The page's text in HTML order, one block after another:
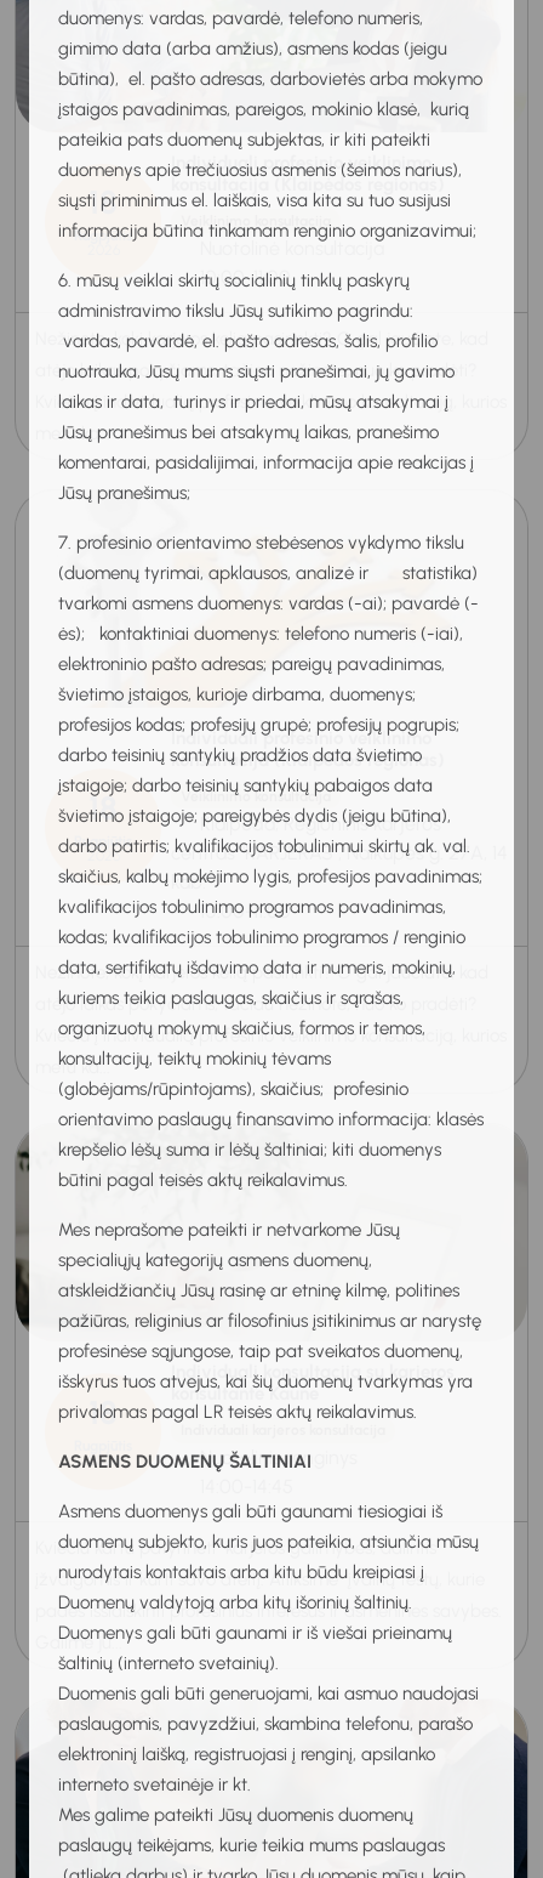
duomenys: vardas, pavardė, telefono numeris,
gimimo data (arba amžius), asmens kodas (jeigu
būtina), el. pašto adresas, darbovietės arba mokymo
įstaigos pavadinimas, pareigos, mokinio klasė, kurią
pateikia pats duomenų subjektas, ir kiti pateikti
duomenys apie trečiuosius asmenis (šeimos narius),
siųsti priminimus el. laiškais, visa kita su tuo susijusi
informacija būtina tinkamam renginio organizavimui;
6. mūsų veiklai skirtų socialinių tinklų paskyrų
administravimo tikslu Jūsų sutikimo pagrindu:
vardas, pavardė, el. pašto adresas, šalis, profilio
nuotrauka, Jūsų mums siųsti pranešimai, jų gavimo
laikas ir data, turinys ir priedai, mūsų atsakymai į
Jūsų pranešimus bei atsakymų laikas, pranešimo
komentarai, pasidalijimai, informacija apie reakcijas į
Jūsų pranešimus;
7. profesinio orientavimo stebėsenos vykdymo tikslu
(duomenų tyrimai, apklausos, analizė ir statistika)
tvarkomi asmens duomenys: vardas (-ai); pavardė (-
ės); kontaktiniai duomenys: telefono numeris (-iai),
elektroninio pašto adresas; pareigų pavadinimas,
švietimo įstaigos, kurioje dirbama, duomenys;
profesijos kodas; profesijų grupė; profesijų pogrupis;
darbo teisinių santykių pradžios data švietimo
įstaigoje; darbo teisinių santykių pabaigos data
švietimo įstaigoje; pareigybės dydis (jeigu būtina),
darbo patirtis; kvalifikacijos tobulinimui skirtų ak. val.
skaičius, kalbų mokėjimo lygis, profesijos pavadinimas;
kvalifikacijos tobulinimo programos pavadinimas,
kodas; kvalifikacijos tobulinimo programos / renginio
data, sertifikatų išdavimo data ir numeris, mokinių,
kuriems teikia paslaugas, skaičius ir sąrašas,
organizuotų mokymų skaičius, formos ir temos,
konsultacijų, teiktų mokinių tėvams
(globėjams/rūpintojams), skaičius; profesinio
orientavimo paslaugų finansavimo informacija: klasės
krepšelio lėšų suma ir lėšų šaltiniai; kiti duomenys
būtini pagal teisės aktų reikalavimus.
Mes neprašome pateikti ir netvarkome Jūsų
specialiųjų kategorijų asmens duomenų,
atskleidžiančių Jūsų rasinę ar etninę kilmę, politines
pažiūras, religinius ar filosofinius įsitikinimus ar narystę
profesinėse sąjungose, taip pat sveikatos duomenų,
išskyrus tuos atvejus, kai šių duomenų tvarkymas yra
privalomas pagal LR teisės aktų reikalavimus.
ASMENS DUOMENŲ ŠALTINIAI
Asmens duomenys gali būti gaunami tiesiogiai iš
duomenų subjekto, kuris juos pateikia, atsiunčia mūsų
nurodytais kontaktais arba kitu būdu kreipiasi į
Duomenų valdytoją arba kitų išorinių šaltinių.
Duomenys gali būti gaunami ir iš viešai prieinamų
šaltinių (interneto svetainių).
Duomenis gali būti generuojami, kai asmuo naudojasi
paslaugomis, pavyzdžiui, skambina telefonu, parašo
elektroninį laišką, registruojasi į renginį, apsilanko
interneto svetainėje ir kt.
Mes galime pateikti Jūsų duomenis duomenų
paslaugų teikėjams, kurie teikia mums paslaugas
18
Rugpjūtis
Individuali profesinio veiklinimo
konsultacija (Klaipėdos regionas)
Veiklinimo konsultacija
Nuotolinė konsultacija
10:00-11:00
Nežinote, kokį karjeros kelią pasirinkti? O gal jaučiate, kad
atėjo laikas pokyčiams, tačiau nežinote, nuo ko pradėti?
Kviečiu į individualią profesinio veiklinimo konsultaciją, kurios
metu ka...
18
Rugpjūtis
2026
Individuali profesinio veiklinimo
konsultacija (Klaipėdos regionas)
Veiklinimo konsultacija
Klaipėda, Regioninis karjeros
centras "KARJERAS", Naikupės g. 27A, 14
kab.
10:00-11:00
Nežinote, kokį karjeros kelią pasirinkti? O gal jaučiate, kad
atėjo laikas pokyčiams, tačiau nežinote, nuo ko pradėti?
Kviečiu į individualią profesinio veiklinimo konsultaciją, kurios
metu ka...
18
2026
Individuali konsultacija su karjeros
konsultante Kaune
Nuotolinis renginys
Kviečiu kartu patyrinėti karjeros galimybes, dalintis
įžvalgomis ir kurti savo ateitį. Atliksime įvairių testų, kurie
padės išsiaiškinti profesinius interesus ir asmenines savybes.
Galime ju...